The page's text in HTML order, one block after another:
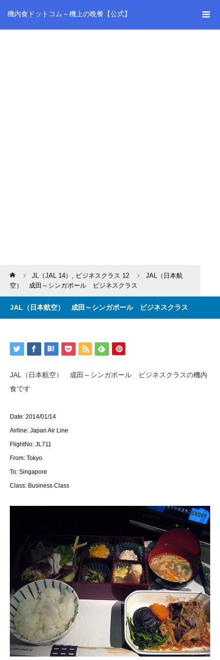
機内食ドットコム～機上の晩餐【公式】
Home JL（JAL 14） , ビジネスクラス 12
JAL（日本航
空） 成田～シンガポール ビジネスクラス
JAL（日本航空） 成田～シンガポール ビジネスクラス
JAL（日本航空） 成田～シンガポール ビジネスクラスの機内
食です
Date: 2014/01/14
Airline: Japan Air Line
FlightNo: JL711
From: Tokyo
To: Singapore
Class: Business Class